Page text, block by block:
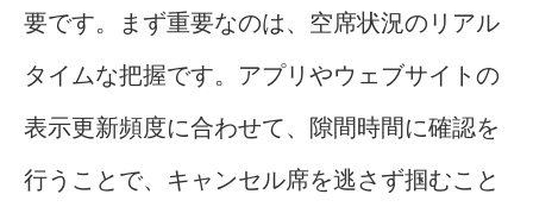
要です。まず重要なのは、空席状況のリアル
タイムな把握です。アプリやウェブサイトの
表示更新頻度に合わせて、隙間時間に確認を
行うことで、キャンセル席を逃さず掴むこと